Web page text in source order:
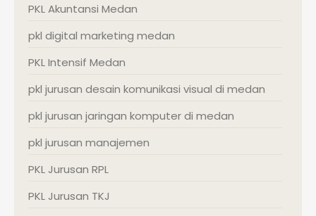
PKL Akuntansi Medan
pkl digital marketing medan
PKL Intensif Medan
pkl jurusan desain komunikasi visual di medan
pkl jurusan jaringan komputer di medan
pkl jurusan manajemen
PKL Jurusan RPL
PKL Jurusan TKJ